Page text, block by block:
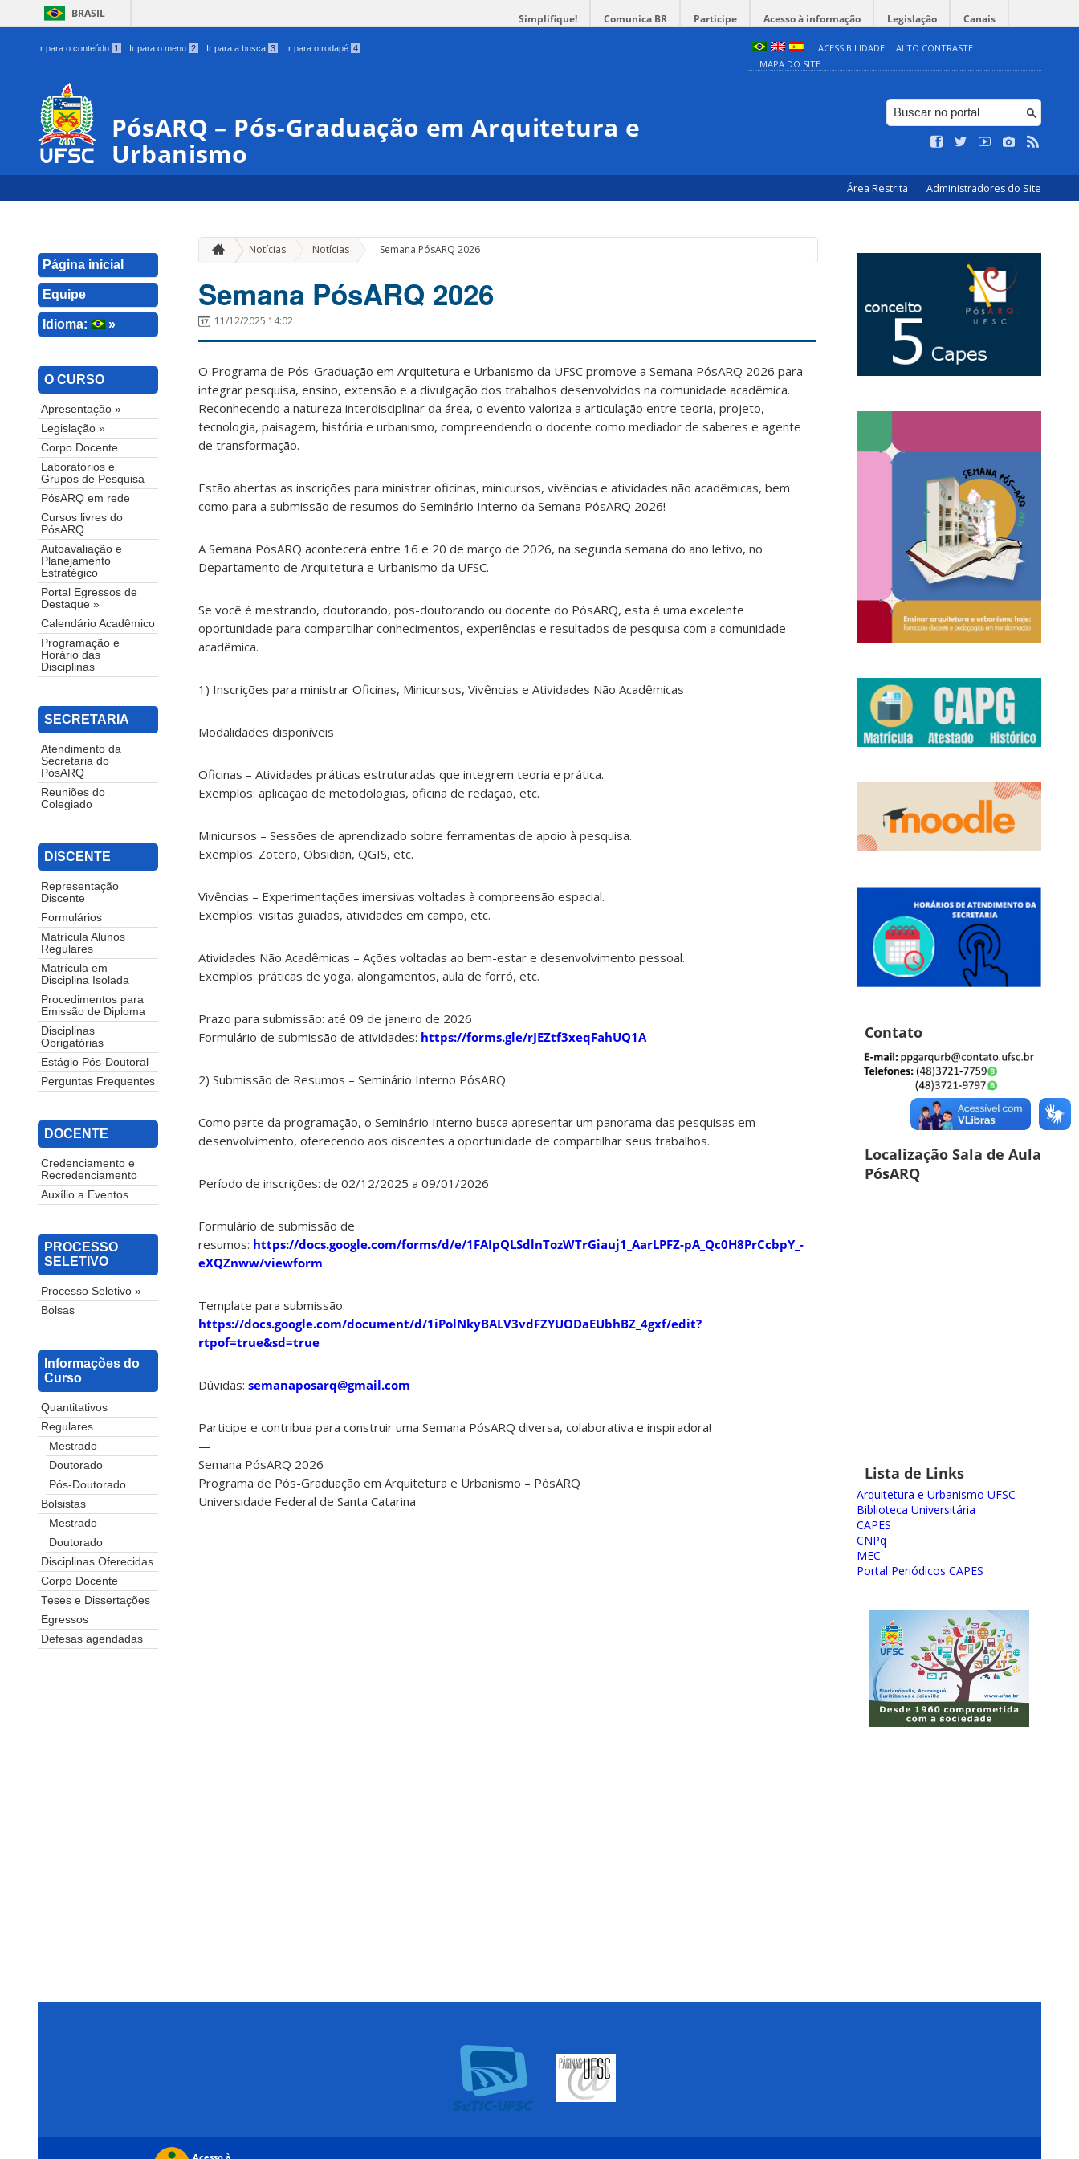
BRASIL Simplifique! Comunica BR Participe Acesso à informação Legislação Canais
Ir para o conteúdo 1 Ir para o menu 2 Ir para a busca 3 Ir para o rodapé 4 ACESSIBILIDADE
ALTO CONTRASTE
MAPA DO SITE
PósARQ – Pós-Graduação em Arquitetura e
Urbanismo
Área Restrita Administradores do Site
Página inicial
Equipe
Idioma: »
O CURSO
Apresentação »
Legislação »
Corpo Docente
Laboratórios e
Grupos de Pesquisa
PósARQ em rede
Cursos livres do
PósARQ
Autoavaliação e
Planejamento
Estratégico
Portal Egressos de
Destaque »
Calendário Acadêmico
Programação e
Horário das
Disciplinas
SECRETARIA
Atendimento da
Secretaria do
PósARQ
Reuniões do
Colegiado
DISCENTE
Representação
Discente
Formulários
Matrícula Alunos
Regulares
Matrícula em
Disciplina Isolada
Procedimentos para
Emissão de Diploma
Disciplinas
Obrigatórias
Estágio Pós-Doutoral
Perguntas Frequentes
DOCENTE
Credenciamento e
Recredenciamento
Auxílio a Eventos
PROCESSO
SELETIVO
Processo Seletivo »
Bolsas
Informações do
Curso
Quantitativos
Regulares
Mestrado
Doutorado
Pós-Doutorado
Bolsistas
Mestrado
Doutorado
Disciplinas Oferecidas
Corpo Docente
Teses e Dissertações
Egressos
Defesas agendadas
Notícias Notícias » Semana PósARQ 2026
Semana PósARQ 2026
11/12/2025 14:02
O Programa de Pós-Graduação em Arquitetura e Urbanismo da UFSC promove a Semana PósARQ 2026 para
integrar pesquisa, ensino, extensão e a divulgação dos trabalhos desenvolvidos na comunidade acadêmica.
Reconhecendo a natureza interdisciplinar da área, o evento valoriza a articulação entre teoria, projeto,
tecnologia, paisagem, história e urbanismo, compreendendo o docente como mediador de saberes e agente
de transformação.
Estão abertas as inscrições para ministrar oficinas, minicursos, vivências e atividades não acadêmicas, bem
como para a submissão de resumos do Seminário Interno da Semana PósARQ 2026!
A Semana PósARQ acontecerá entre 16 e 20 de março de 2026, na segunda semana do ano letivo, no
Departamento de Arquitetura e Urbanismo da UFSC.
Se você é mestrando, doutorando, pós-doutorando ou docente do PósARQ, esta é uma excelente
oportunidade para compartilhar conhecimentos, experiências e resultados de pesquisa com a comunidade
acadêmica.
1) Inscrições para ministrar Oficinas, Minicursos, Vivências e Atividades Não Acadêmicas
Modalidades disponíveis
Oficinas – Atividades práticas estruturadas que integrem teoria e prática.
Exemplos: aplicação de metodologias, oficina de redação, etc.
Minicursos – Sessões de aprendizado sobre ferramentas de apoio à pesquisa.
Exemplos: Zotero, Obsidian, QGIS, etc.
Vivências – Experimentações imersivas voltadas à compreensão espacial.
Exemplos: visitas guiadas, atividades em campo, etc.
Atividades Não Acadêmicas – Ações voltadas ao bem-estar e desenvolvimento pessoal.
Exemplos: práticas de yoga, alongamentos, aula de forró, etc.
Prazo para submissão: até 09 de janeiro de 2026
Formulário de submissão de atividades: https://forms.gle/rJEZtf3xeqFahUQ1A
2) Submissão de Resumos – Seminário Interno PósARQ
Como parte da programação, o Seminário Interno busca apresentar um panorama das pesquisas em
desenvolvimento, oferecendo aos discentes a oportunidade de compartilhar seus trabalhos.
Período de inscrições: de 02/12/2025 a 09/01/2026
Formulário de submissão de
resumos: https://docs.google.com/forms/d/e/1FAIpQLSdlnTozWTrGiauj1_AarLPFZ-pA_Qc0H8PrCcbpY_-
eXQZnww/viewform
Template para submissão:
https://docs.google.com/document/d/1iPolNkyBALV3vdFZYUODaEUbhBZ_4gxf/edit?
rtpof=true&sd=true
Dúvidas: semanaposarq@gmail.com
Participe e contribua para construir uma Semana PósARQ diversa, colaborativa e inspiradora!
—
Semana PósARQ 2026
Programa de Pós-Graduação em Arquitetura e Urbanismo – PósARQ
Universidade Federal de Santa Catarina
Contato
Localização Sala de Aula
PósARQ
Lista de Links
Arquitetura e Urbanismo UFSC
Biblioteca Universitária
CAPES
CNPq
MEC
Portal Periódicos CAPES